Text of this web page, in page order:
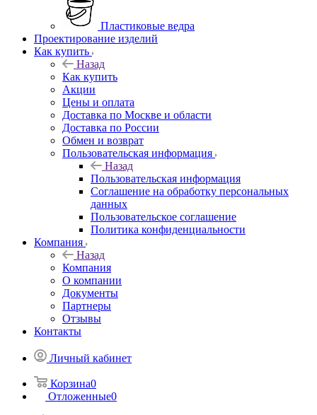
Пластиковые ведра
Проектирование изделий
Как купить
Назад
Как купить
Акции
Цены и оплата
Доставка по Москве и области
Доставка по России
Обмен и возврат
Пользовательская информация
Назад
Пользовательская информация
Соглашение на обработку персональных
данных
Пользовательское соглашение
Политика конфиденциальности
Компания
Назад
Компания
О компании
Документы
Партнеры
Отзывы
Контакты
Личный кабинет
Корзина0
Отложенные0